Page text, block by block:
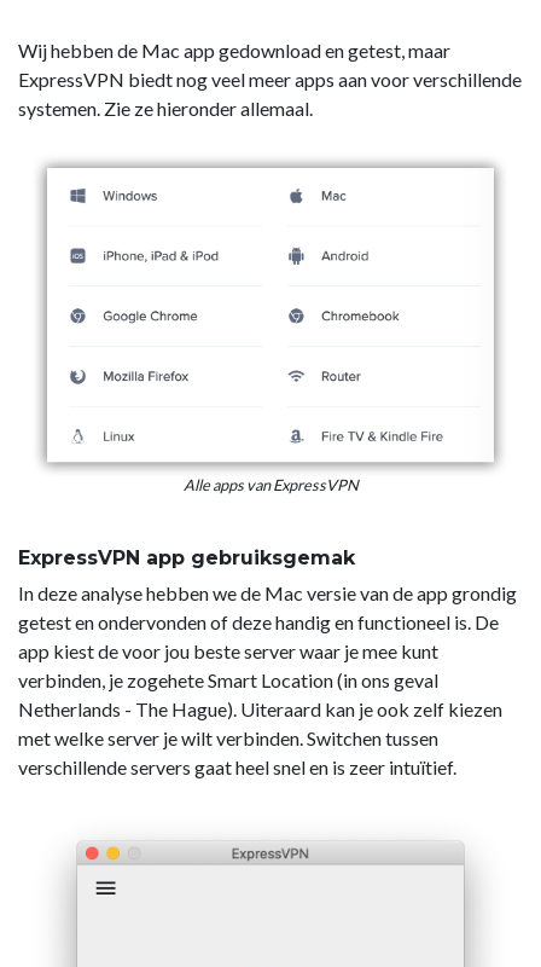
Wij hebben de Mac app gedownload en getest, maar
ExpressVPN biedt nog veel meer apps aan voor verschillende
systemen. Zie ze hieronder allemaal.
Alle apps van ExpressVPN
ExpressVPN app gebruiksgemak
In deze analyse hebben we de Mac versie van de app grondig
getest en ondervonden of deze handig en functioneel is. De
app kiest de voor jou beste server waar je mee kunt
verbinden, je zogehete Smart Location (in ons geval
Netherlands - The Hague). Uiteraard kan je ook zelf kiezen
met welke server je wilt verbinden. Switchen tussen
verschillende servers gaat heel snel en is zeer intuïtief.